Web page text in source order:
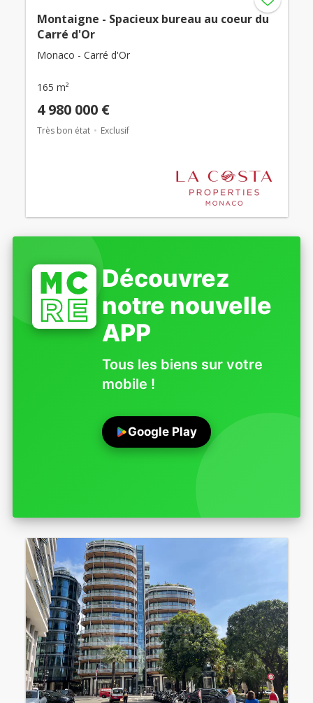
Montaigne - Spacieux bureau au coeur du
Carré d'Or
Monaco - Carré d'Or
165 m²
4 980 000 €
Très bon état Exclusif
Découvrez
notre nouvelle
APP
Tous les biens sur votre
mobile !
Google Play